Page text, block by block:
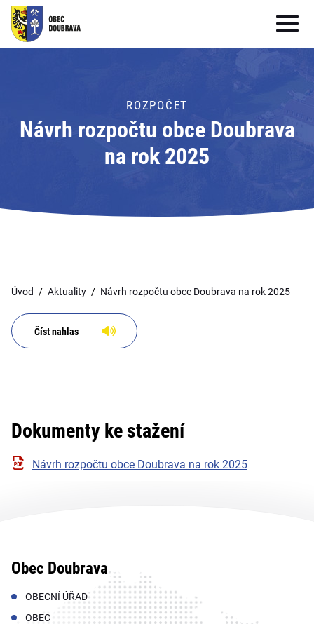
OBECNÍ ÚŘAD
PRO OBČANY
Formuláře ke stažení
PRO TURISTY
ROZPOČET
Návrh rozpočtu obce Doubrava
na rok 2025
Úvod Aktuality Návrh rozpočtu obce Doubrava na rok 2025
Číst nahlas
Dokumenty ke stažení
Návrh rozpočtu obce Doubrava na rok 2025
Obec Doubrava
OBECNÍ ÚŘAD
OBEC